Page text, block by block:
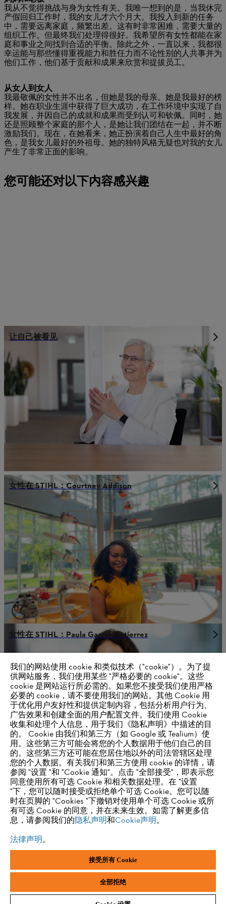
我从不觉得挑战与身为女性有关。我唯一想到的是，当我休完
产假回归工作时，我的女儿才六个月大。我投入到新的任务
中，需要远离家庭，频繁出差。这有时非常困难，需要大量的
组织工作。但最终我们处理得很好。我希望所有女性都能在家
庭和事业之间找到合适的平衡。除此之外，一直以来，我都很
幸运能与那些懂得重视能力和胜任力而不论性别的人共事并为
他们工作，他们基于贡献和成果来欣赏和提拔员工。
从女人到女人
我最敬佩的女性并不出名，但她是我的母亲。她是我最好的榜
样。她在职业生涯中获得了巨大成功，在工作环境中实现了自
我发展，并因自己的成就和成果而受到认可和钦佩。同时，她
还是照顾整个家庭的那个人，是她让我们团结在一起，并不断
激励我们。现在，在她看来，她正扮演着自己人生中最好的角
色，是我女儿最好的外祖母。她的独特风格无疑也对我的女儿
产生了非常正面的影响。
您可能还对以下内容感兴趣
让自己被看见
女性在 STIHL：Courtney Addison
女性在 STIHL：Paula Garcia-Gutierrez
供应商信息
产品
联系方式
职业生涯
举报系统
ANDREAS STIHL AG & Co. KG ©2023
我们的网站使用 cookie 和类似技术（"cookie"）。为了提
供网站服务，我们使用某些 "严格必要的 cookie"。这些
cookie 是网站运行所必需的。如果您不接受我们使用严格
必要的 cookie，请不要使用我们的网站。其他 Cookie 用
于优化用户友好性和提供定制内容，包括分析用户行为、
广告效果和创建全面的用户配置文件。我们使用 Cookie
收集和处理个人信息，用于我们《隐私声明》中描述的目
的。 Cookie 由我们和第三方（如 Google 或 Tealium）使
用。这些第三方可能会将您的个人数据用于他们自己的目
的。这些第三方还可能在您居住地以外的司法管辖区处理
您的个人数据。有关我们和第三方使用 cookie 的详情，请
参阅 "设置 "和 "Cookie 通知"。点击 "全部接受"，即表示您
同意使用所有可选 Cookie 和相关数据处理。在 "设置
"下，您可以随时接受或拒绝单个可选 Cookie。您可以随
时在页脚的 "Cookies "下撤销对使用单个可选 Cookie 或所
有可选 Cookie 的同意，并在未来生效。如需了解更多信
息，请参阅我们的隐私声明和Cookie声明。
法律声明。
接受所有 Cookie
全部拒绝